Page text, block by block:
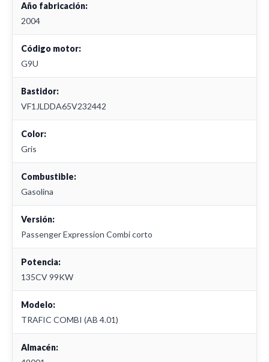
Año fabricación:
2004
Código motor:
G9U
Bastidor:
VF1JLDDA65V232442
Color:
Gris
Combustible:
Gasolina
Versión:
Passenger Expression Combi corto
Potencia:
135CV 99KW
Modelo:
TRAFIC COMBI (AB 4.01)
Almacén: